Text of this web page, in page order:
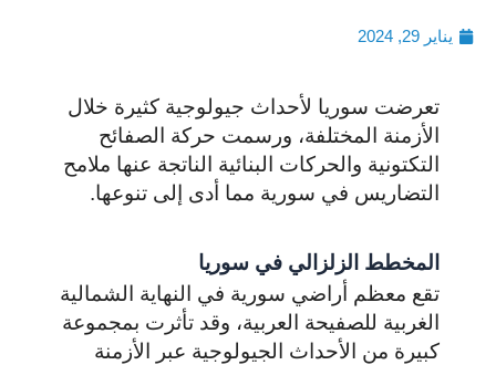
يناير 29, 2024
تعرضت سوريا لأحداث جيولوجية كثيرة خلال
الأزمنة المختلفة، ورسمت حركة الصفائح
التكتونية والحركات البنائية الناتجة عنها ملامح
التضاريس في سورية مما أدى إلى تنوعها.
المخطط الزلزالي في سوريا
تقع معظم أراضي سورية في النهاية الشمالية
الغربية للصفيحة العربية، وقد تأثرت بمجموعة
كبيرة من الأحداث الجيولوجية عبر الأزمنة